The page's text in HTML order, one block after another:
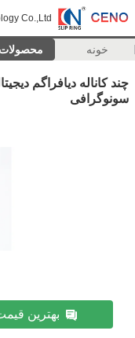
Co.,Ltd
خونه محصولات
چند کاناله دیافراگم
سونوگرافی
بهترین